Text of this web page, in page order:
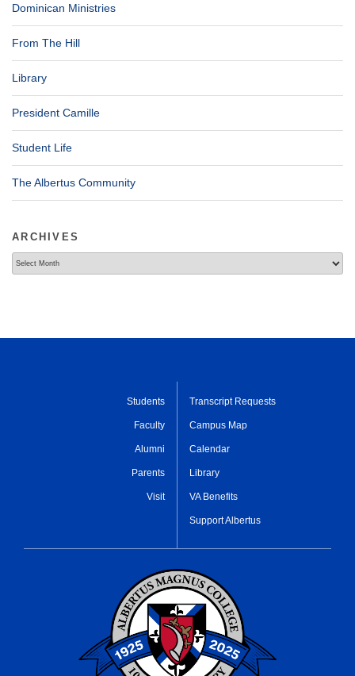
Dominican Ministries
From The Hill
Library
President Camille
Student Life
The Albertus Community
ARCHIVES
Students
Faculty
Alumni
Parents
Visit
Transcript Requests
Campus Map
Calendar
Library
VA Benefits
Support Albertus